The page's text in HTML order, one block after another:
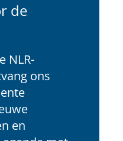
de
NLR-
ons
en